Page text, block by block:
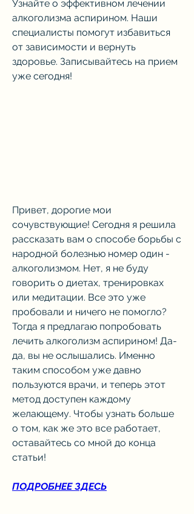
Узнайте о эффективном лечении
алкоголизма аспирином. Наши
специалисты помогут избавиться
от зависимости и вернуть
здоровье. Записывайтесь на прием
уже сегодня!
Привет, дорогие мои
сочувствующие! Сегодня я решила
рассказать вам о способе борьбы с
народной болезнью номер один -
алкоголизмом. Нет, я не буду
говорить о диетах, тренировках
или медитации. Все это уже
пробовали и ничего не помогло?
Тогда я предлагаю попробовать
лечить алкоголизм аспирином! Да-
да, вы не ослышались. Именно
таким способом уже давно
пользуются врачи, и теперь этот
метод доступен каждому
желающему. Чтобы узнать больше
о том, как же это все работает,
оставайтесь со мной до конца
статьи!
ПОДРОБНЕЕ ЗДЕСЬ